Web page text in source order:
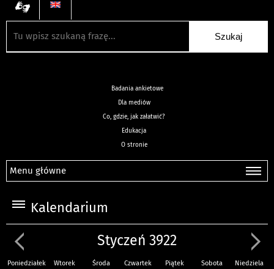
Badania ankietowe
Dla mediów
Co, gdzie, jak załatwić?
Edukacja
O stronie
Menu główne
Kalendarium
Styczeń 3922
Poniedziałek Wtorek Środa Czwartek Piątek Sobota Niedziela